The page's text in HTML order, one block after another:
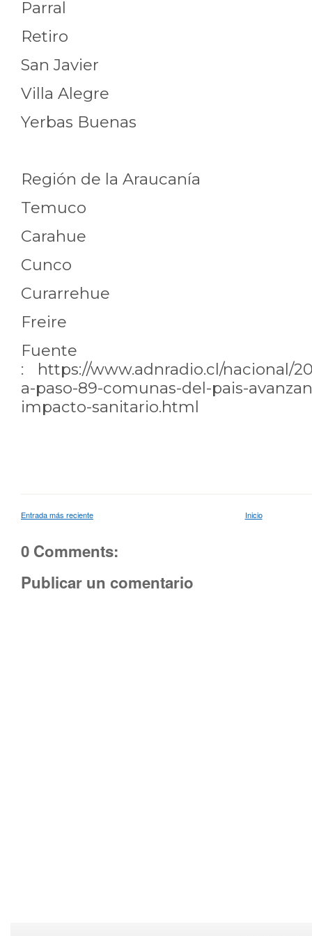
Parral
Retiro
San Javier
Villa Alegre
Yerbas Buenas
Región de la Araucanía
Temuco
Carahue
Cunco
Curarrehue
Freire
Fuente
: https://www.adnradio.cl/nacional/
a-paso-89-comunas-del-pais-
impacto-sanitario.html
Entrada más reciente Inicio
0 Comments:
Publicar un comentario